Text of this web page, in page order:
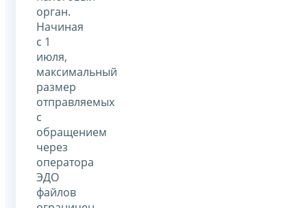
орган.
Начиная
с 1
июля,
максимальный
размер
отправляемых
с
обращением
через
оператора
ЭДО
файлов